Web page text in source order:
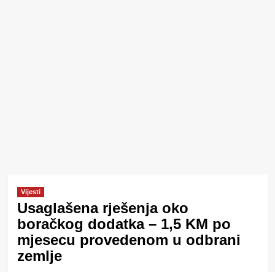
Vijesti
Usaglašena rješenja oko
boračkog dodatka – 1,5 KM po
mjesecu provedenom u odbrani
zemlje